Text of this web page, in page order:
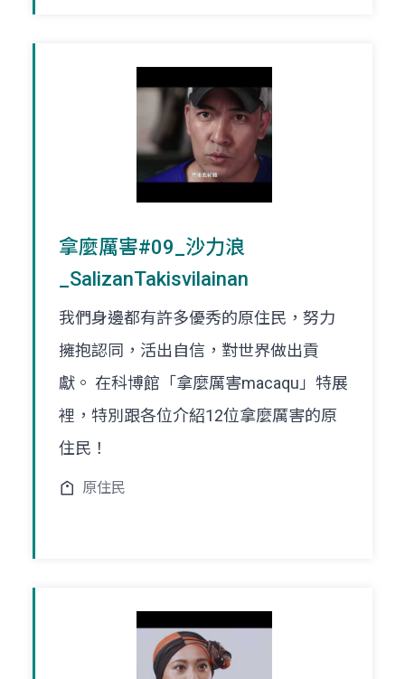
拿麼厲害#09_沙力浪
_SalizanTakisvilainan
我們身邊都有許多優秀的原住民，努力
擁抱認同，活出自信，對世界做出貢
獻。 在科博館「拿麼厲害macaqu」特展
裡，特別跟各位介紹12位拿麼厲害的原
住民！
原住民